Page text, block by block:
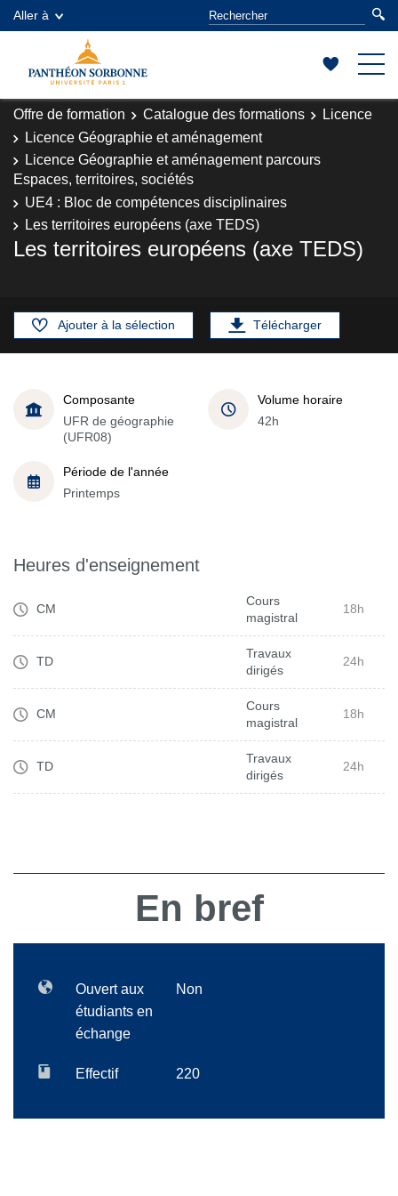
Aller à
Offre de formation Catalogue des formations
Licence
Licence Géographie et aménagement
Licence Géographie et aménagement parcours
Espaces, territoires, sociétés
UE4 : Bloc de compétences disciplinaires
Les territoires européens (axe TEDS)
Les territoires européens (axe TEDS)
Ajouter à la sélection Télécharger
Composante
UFR de géographie
(UFR08)
Volume horaire
42h
Période de l'année
Printemps
Heures d'enseignement
CM
Cours
magistral
18h
TD
Travaux
dirigés
24h
CM
Cours
magistral
18h
TD
Travaux
dirigés
24h
En bref
Ouvert aux
étudiants en
échange
Non
Effectif 220